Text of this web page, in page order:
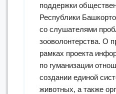
поддержки
Республики
со слушателями
зооволонтерства. О
рамках проекта
по гуманизации
создании единой
животных, а также